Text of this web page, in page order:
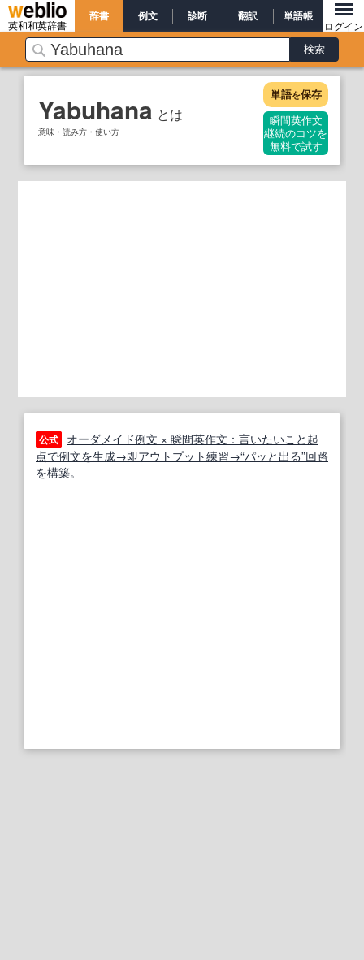
英和和英辞書
辞書 例文 診断 翻訳 単語帳
ログイン
Yabuhana とは
意味・読み方・使い方
単語を保存
瞬間英作文
継続のコツを
無料で試す
公式
オーダメイド例文 × 瞬間英作文：言いたいこと起
点で例文を生成→即アウトプット練習→“パッと出る”回路
を構築。